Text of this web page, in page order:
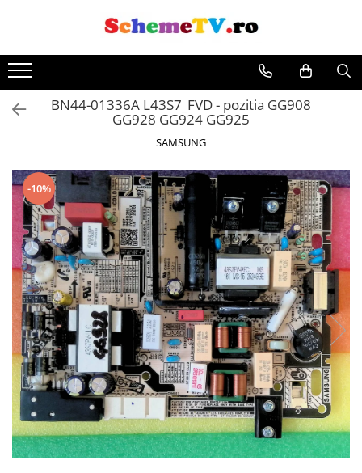
Toate Produsele
Placi de baza
Sursa alimentare
Module TCON
Driver LED
Diverse
BN44-01336A L43S7_FVD - pozitia GG908
GG928 GG924 GG925
SAMSUNG
-10%